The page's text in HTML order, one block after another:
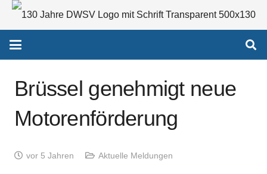
Brüssel genehmigt neue
Motorenförderung
vor 5 Jahren Aktuelle Meldungen